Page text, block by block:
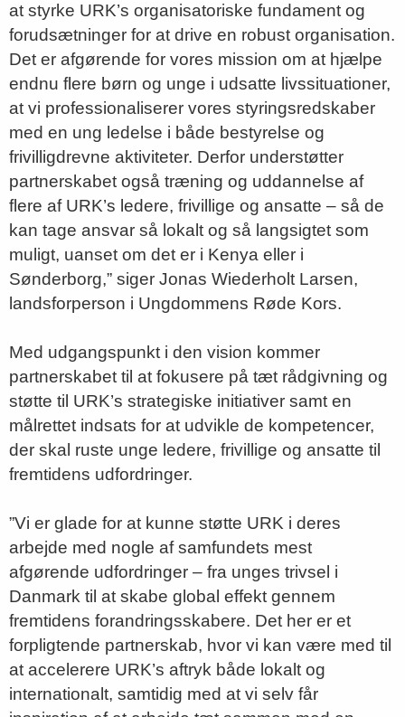
at styrke URK’s organisatoriske fundament og
forudsætninger for at drive en robust organisation.
Det er afgørende for vores mission om at hjælpe
endnu flere børn og unge i udsatte livssituationer,
at vi professionaliserer vores styringsredskaber
med en ung ledelse i både bestyrelse og
frivilligdrevne aktiviteter. Derfor understøtter
partnerskabet også træning og uddannelse af
flere af URK’s ledere, frivillige og ansatte – så de
kan tage ansvar så lokalt og så langsigtet som
muligt, uanset om det er i Kenya eller i
Sønderborg,” siger Jonas Wiederholt Larsen,
landsforperson i Ungdommens Røde Kors.
Med udgangspunkt i den vision kommer
partnerskabet til at fokusere på tæt rådgivning og
støtte til URK’s strategiske initiativer samt en
målrettet indsats for at udvikle de kompetencer,
der skal ruste unge ledere, frivillige og ansatte til
fremtidens udfordringer.
”Vi er glade for at kunne støtte URK i deres
arbejde med nogle af samfundets mest
afgørende udfordringer – fra unges trivsel i
Danmark til at skabe global effekt gennem
fremtidens forandringsskabere. Det her er et
forpligtende partnerskab, hvor vi kan være med til
at accelerere URK’s aftryk både lokalt og
internationalt, samtidig med at vi selv får